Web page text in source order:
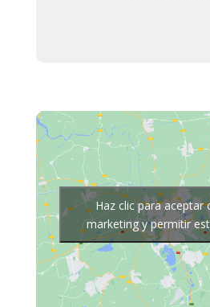
Haz clic para aceptar
marketing y permitir